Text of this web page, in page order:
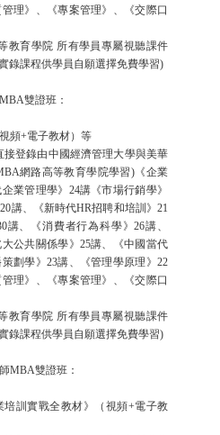
理》、《專案管理》、《交際口
教育學院 所有學員專屬視聽課件
錄課程供學員自願選擇免費學習)
雙證班：
頻+電子教材）等
登錄由中國經濟管理大學與美華
網路高等教育學院學習)《企業
業管理學》24講《市場行銷學》
講、《新時代HR招聘和培訓》21
、《消費者行為科學》26講、
大公共關係學》25講、《中國當代
劃學》23講、《管理學原理》22
理》、《專案管理》、《交際口
教育學院 所有學員專屬視聽課件
錄課程供學員自願選擇免費學習)
MBA雙證班：
訓實戰全教材》（視頻+電子教